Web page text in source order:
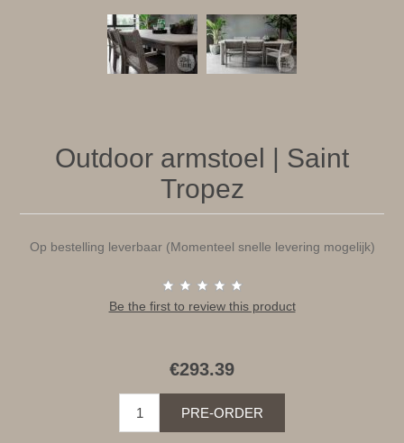
Outdoor armstoel | Saint
Tropez
Op bestelling leverbaar (Momenteel snelle levering mogelijk)
Be the first to review this product
€293.39
PRE-ORDER